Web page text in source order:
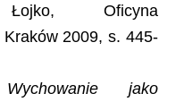
Łojko, Oficyna
Kraków 2009, s. 445-
Wychowanie jako